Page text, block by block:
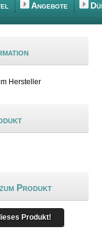
Angebote
Hersteller
Produkt
Produkt!